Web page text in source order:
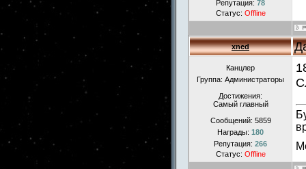
Репутация: 78
Статус: Offline
xned
Канцлер
Группа: Администраторы
Достижения:
Самый главный
Сообщений: 5859
Награды: 180
Репутация: 266
Статус: Offline